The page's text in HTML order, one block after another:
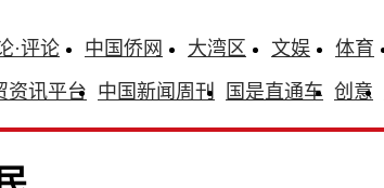
·评论 中国侨网 大湾区 文娱 体育
讯平台 中国新闻周刊 国是直通车 创意